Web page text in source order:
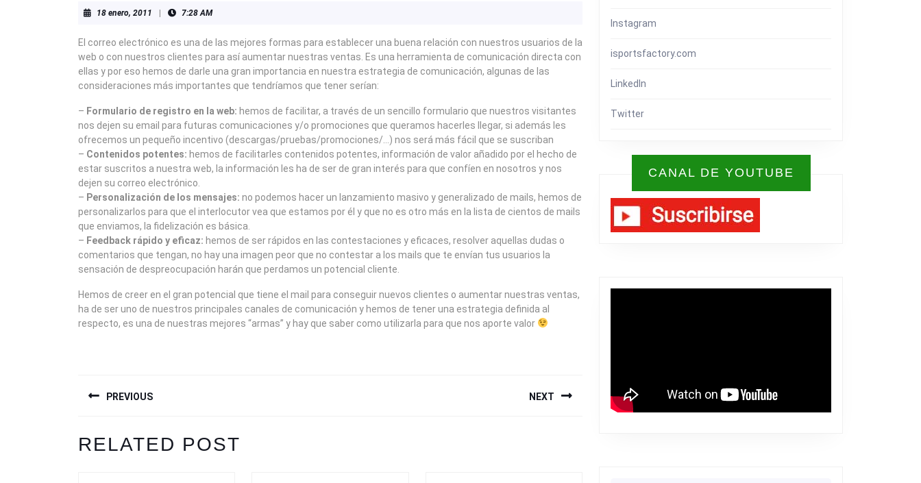
18 enero, 2011 18
2011
7:28 AM
El correo electrónico es una de las mejores formas para establecer una buena relación con nuestros usuarios de la
web o con nuestros clientes para así aumentar nuestras ventas. Es una herramienta de comunicación directa con
ellas y por eso hemos de darle una gran importancia en nuestra estrategia de comunicación, algunas de las
consideraciones más importantes que tendríamos que tener serían:
– Formulario de registro en la web: hemos de facilitar, a través de un sencillo formulario que nuestros visitantes
nos dejen su email para futuras comunicaciones y/o promociones que queramos hacerles llegar, si además les
ofrecemos un pequeño incentivo (descargas/pruebas/promociones/…) nos será más fácil que se suscriban
– Contenidos potentes: hemos de facilitarles contenidos potentes, información de valor añadido por el hecho de
estar suscritos a nuestra web, la información les ha de ser de gran interés para que confíen en nosotros y nos
dejen su correo electrónico.
– Personalización de los mensajes: no podemos hacer un lanzamiento masivo y generalizado de mails, hemos de
personalizarlos para que el interlocutor vea que estamos por él y que no es otro más en la lista de cientos de mails
que enviamos, la fidelización es básica.
– Feedback rápido y eficaz: hemos de ser rápidos en las contestaciones y eficaces, resolver aquellas dudas o
comentarios que tengan, no hay una imagen peor que no contestar a los mails que te envían tus usuarios la
sensación de despreocupación harán que perdamos un potencial cliente.
Hemos de creer en el gran potencial que tiene el mail para conseguir nuevos clientes o aumentar nuestras ventas,
ha de ser uno de nuestros principales canales de comunicación y hemos de tener una estrategia definida al
respecto, es una de nuestras mejores “armas” y hay que saber como utilizarla para que nos aporte valor
DE
ENTRADAS
PREVIOUS
post:
NEXT
RELATED POST
Instagram
isportsfactory.com
LinkedIn
Twitter
CANAL DE YOUTUBE